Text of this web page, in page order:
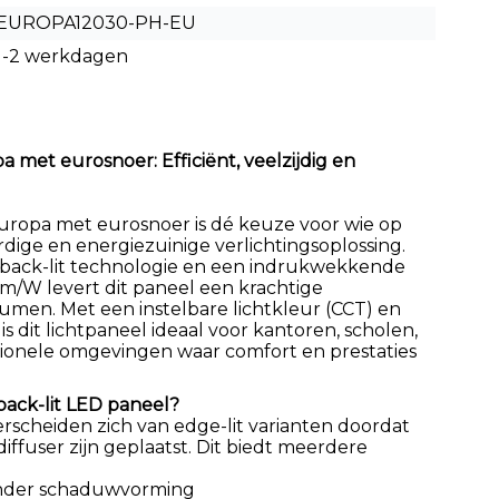
PH-EU
2 werkdagen
met eurosnoer: Efficiënt, veelzijdig en
met eurosnoer is dé keuze voor wie op
en energiezuinige verlichtingsoplossing.
lit technologie en een indrukwekkende
W levert dit paneel een krachtige
Met een instelbare lichtkleur (CCT) en
dit lichtpaneel ideaal voor kantoren, scholen,
omgevingen waar comfort en prestaties
lit LED paneel?
zich van edge-lit varianten doordat
zijn geplaatst. Dit biedt meerdere
schaduwvorming